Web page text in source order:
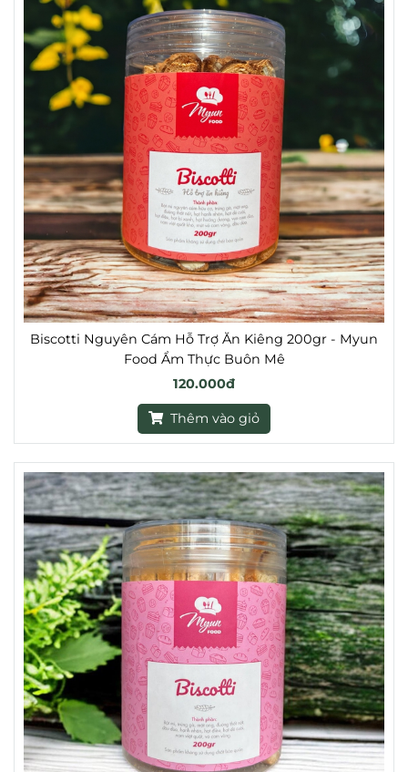
Biscotti Nguyên Cám Hỗ Trợ Ăn Kiêng 200gr - Myun
Food Ẩm Thực Buôn Mê
120.000đ
Thêm vào giỏ